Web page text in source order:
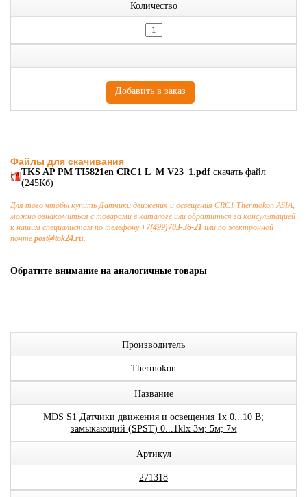
Количество
Файлы для скачивания
TKS AP PM TI5821en CRC1 L_M V23_1.pdf скачать файл
(245Кб)
Для того чтобы купитьДатчики движения и освещения CRC1 Thermokon ASIA,
можно ознакомиться с товарами в каталоге или обратиться за консультацией
к нашим специалистам по телефону+7(499)703-36-21 или по электронной
почте post@tok24.ru.
Обратите внимание на аналогичные товары
Производитель
Thermokon
Название
MDS S1 Датчики движения и освещения 1x 0...10 В;
замыкающий (SPST) 0...1klx 3м; 5м; 7м
Артикул
271318